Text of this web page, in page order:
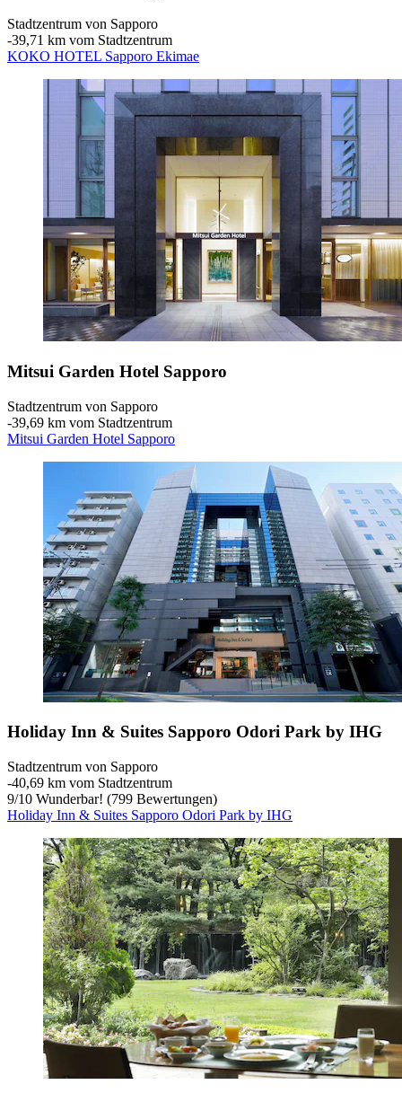
Stadtzentrum von Sapporo
‐39,71 km vom Stadtzentrum
KOKO HOTEL Sapporo Ekimae
Mitsui Garden Hotel Sapporo
Stadtzentrum von Sapporo
‐39,69 km vom Stadtzentrum
Mitsui Garden Hotel Sapporo
Holiday Inn & Suites Sapporo Odori Park by IHG
Stadtzentrum von Sapporo
‐40,69 km vom Stadtzentrum
9/10 Wunderbar! (799 Bewertungen)
Holiday Inn & Suites Sapporo Odori Park by IHG